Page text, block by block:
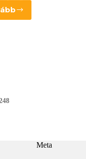
Grafiti
készítése
Meta